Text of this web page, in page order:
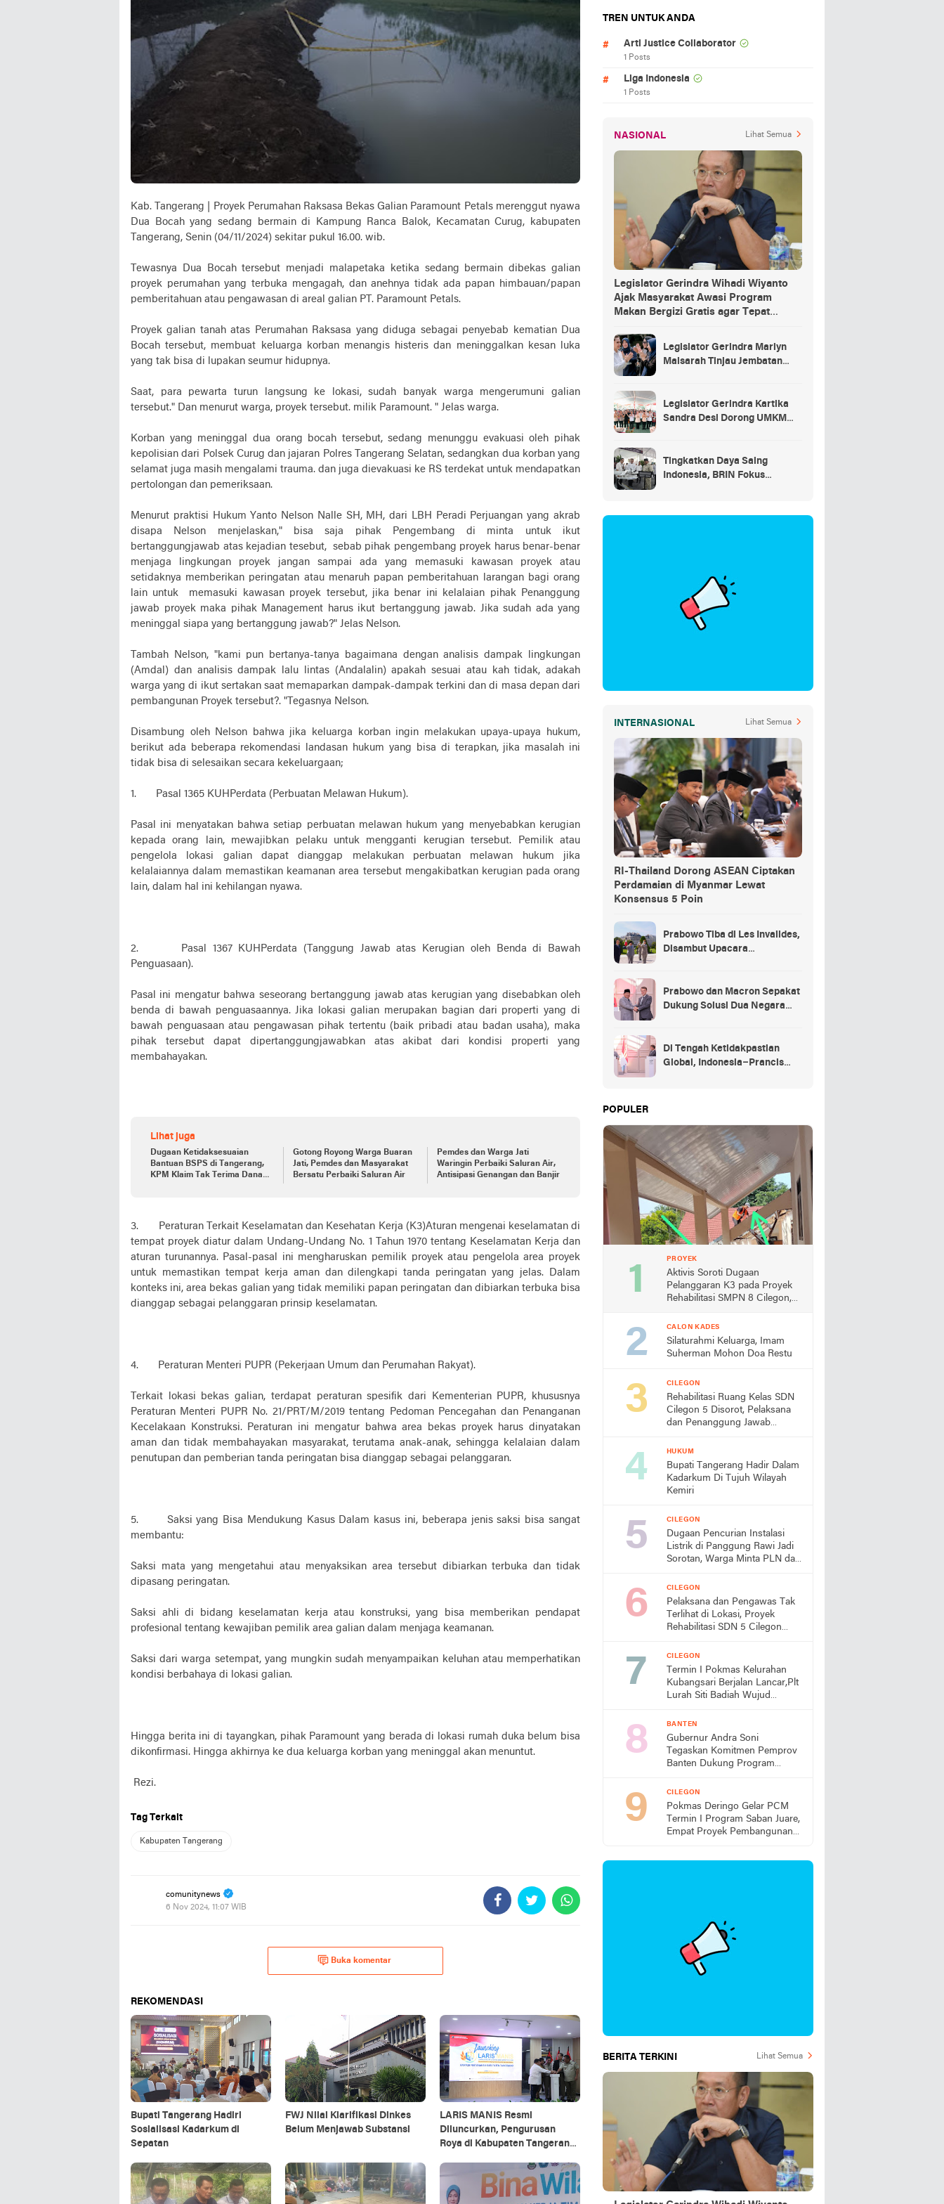
Kab. Tangerang | Proyek Perumahan Raksasa Bekas Galian Paramount Petals merenggut nyawa
Dua Bocah yang sedang bermain di Kampung Ranca Balok, Kecamatan Curug, kabupaten
Tangerang, Senin (04/11/2024) sekitar pukul 16.00. wib.
Tewasnya Dua Bocah tersebut menjadi malapetaka ketika sedang bermain dibekas galian
proyek perumahan yang terbuka mengagah, dan anehnya tidak ada papan himbauan/papan
pemberitahuan atau pengawasan di areal galian PT. Paramount Petals.
Proyek galian tanah atas Perumahan Raksasa yang diduga sebagai penyebab kematian Dua
Bocah tersebut, membuat keluarga korban menangis histeris dan meninggalkan kesan luka
yang tak bisa di lupakan seumur hidupnya.
Saat, para pewarta turun langsung ke lokasi, sudah banyak warga mengerumuni galian
tersebut." Dan menurut warga, proyek tersebut. milik Paramount. " Jelas warga.
Korban yang meninggal dua orang bocah tersebut, sedang menunggu evakuasi oleh pihak
kepolisian dari Polsek Curug dan jajaran Polres Tangerang Selatan, sedangkan dua korban yang
selamat juga masih mengalami trauma. dan juga dievakuasi ke RS terdekat untuk mendapatkan
pertolongan dan pemeriksaan.
Menurut praktisi Hukum Yanto Nelson Nalle SH, MH, dari LBH Peradi Perjuangan yang akrab
disapa Nelson menjelaskan," bisa saja pihak Pengembang di minta untuk ikut
bertanggungjawab atas kejadian tesebut, sebab pihak pengembang proyek harus benar-benar
menjaga lingkungan proyek jangan sampai ada yang memasuki kawasan proyek atau
setidaknya memberikan peringatan atau menaruh papan pemberitahuan larangan bagi orang
lain untuk memasuki kawasan proyek tersebut, jika benar ini kelalaian pihak Penanggung
jawab proyek maka pihak Management harus ikut bertanggung jawab. Jika sudah ada yang
meninggal siapa yang bertanggung jawab?" Jelas Nelson.
Tambah Nelson, "kami pun bertanya-tanya bagaimana dengan analisis dampak lingkungan
(Amdal) dan analisis dampak lalu lintas (Andalalin) apakah sesuai atau kah tidak, adakah
warga yang di ikut sertakan saat memaparkan dampak-dampak terkini dan di masa depan dari
pembangunan Proyek tersebut?. "Tegasnya Nelson.
Disambung oleh Nelson bahwa jika keluarga korban ingin melakukan upaya-upaya hukum,
berikut ada beberapa rekomendasi landasan hukum yang bisa di terapkan, jika masalah ini
tidak bisa di selesaikan secara kekeluargaan;
1. Pasal 1365 KUHPerdata (Perbuatan Melawan Hukum).
Pasal ini menyatakan bahwa setiap perbuatan melawan hukum yang menyebabkan kerugian
kepada orang lain, mewajibkan pelaku untuk mengganti kerugian tersebut. Pemilik atau
pengelola lokasi galian dapat dianggap melakukan perbuatan melawan hukum jika
kelalaiannya dalam memastikan keamanan area tersebut mengakibatkan kerugian pada orang
lain, dalam hal ini kehilangan nyawa.
2. Pasal 1367 KUHPerdata (Tanggung Jawab atas Kerugian oleh Benda di Bawah
Penguasaan).
Pasal ini mengatur bahwa seseorang bertanggung jawab atas kerugian yang disebabkan oleh
benda di bawah penguasaannya. Jika lokasi galian merupakan bagian dari properti yang di
bawah penguasaan atau pengawasan pihak tertentu (baik pribadi atau badan usaha), maka
pihak tersebut dapat dipertanggungjawabkan atas akibat dari kondisi properti yang
membahayakan.
Lihat juga
Dugaan Ketidaksesuaian
Bantuan BSPS di Tangerang,
KPM Klaim Tak Terima Dana
Gotong Royong Warga Buaran
Jati, Pemdes dan Masyarakat
Bersatu Perbaiki Saluran Air
Pemdes dan Warga Jati
Waringin Perbaiki Saluran Air,
Antisipasi Genangan dan Banjir
3. Peraturan Terkait Keselamatan dan Kesehatan Kerja (K3)Aturan mengenai keselamatan di
tempat proyek diatur dalam Undang-Undang No. 1 Tahun 1970 tentang Keselamatan Kerja dan
aturan turunannya. Pasal-pasal ini mengharuskan pemilik proyek atau pengelola area proyek
untuk memastikan tempat kerja aman dan dilengkapi tanda peringatan yang jelas. Dalam
konteks ini, area bekas galian yang tidak memiliki papan peringatan dan dibiarkan terbuka bisa
dianggap sebagai pelanggaran prinsip keselamatan.
4. Peraturan Menteri PUPR (Pekerjaan Umum dan Perumahan Rakyat).
Terkait lokasi bekas galian, terdapat peraturan spesifik dari Kementerian PUPR, khususnya
Peraturan Menteri PUPR No. 21/PRT/M/2019 tentang Pedoman Pencegahan dan Penanganan
Kecelakaan Konstruksi. Peraturan ini mengatur bahwa area bekas proyek harus dinyatakan
aman dan tidak membahayakan masyarakat, terutama anak-anak, sehingga kelalaian dalam
penutupan dan pemberian tanda peringatan bisa dianggap sebagai pelanggaran.
5. Saksi yang Bisa Mendukung Kasus Dalam kasus ini, beberapa jenis saksi bisa sangat
membantu:
Saksi mata yang mengetahui atau menyaksikan area tersebut dibiarkan terbuka dan tidak
dipasang peringatan.
Saksi ahli di bidang keselamatan kerja atau konstruksi, yang bisa memberikan pendapat
profesional tentang kewajiban pemilik area galian dalam menjaga keamanan.
Saksi dari warga setempat, yang mungkin sudah menyampaikan keluhan atau memperhatikan
kondisi berbahaya di lokasi galian.
Hingga berita ini di tayangkan, pihak Paramount yang berada di lokasi rumah duka belum bisa
dikonfirmasi. Hingga akhirnya ke dua keluarga korban yang meninggal akan menuntut.
Rezi.
Tag Terkait
Kabupaten Tangerang
comunitynews
6 Nov 2024, 11:07 WIB
Buka komentar
REKOMENDASI
Bupati Tangerang Hadiri
Sosialisasi Kadarkum di
Sepatan
FWJ Nilai Klarifikasi Dinkes
Belum Menjawab Substansi
LARIS MANIS Resmi
Diluncurkan, Pengurusan
Roya di Kabupaten Tangerang
TREN UNTUK ANDA
Arti Justice Collaborator
1 Posts
Liga Indonesia
1 Posts
NASIONAL Lihat Semua
Legislator Gerindra Wihadi Wiyanto
Ajak Masyarakat Awasi Program
Makan Bergizi Gratis agar Tepat
Legislator Gerindra Marlyn
Maisarah Tinjau Jembatan
Legislator Gerindra Kartika
Sandra Desi Dorong UMKM
Tingkatkan Daya Saing
Indonesia, BRIN Fokus
INTERNASIONAL Lihat Semua
RI-Thailand Dorong ASEAN Ciptakan
Perdamaian di Myanmar Lewat
Konsensus 5 Poin
Prabowo Tiba di Les Invalides,
Disambut Upacara
Prabowo dan Macron Sepakat
Dukung Solusi Dua Negara
Di Tengah Ketidakpastian
Global, Indonesia–Prancis
POPULER
PROYEK
Aktivis Soroti Dugaan
Pelanggaran K3 pada Proyek
Rehabilitasi SMPN 8 Cilegon,
CALON KADES
Silaturahmi Keluarga, Imam
Suherman Mohon Doa Restu
CILEGON
Rehabilitasi Ruang Kelas SDN
Cilegon 5 Disorot, Pelaksana
dan Penanggung Jawab
Berada di Lokasi
HUKUM
Bupati Tangerang Hadir Dalam
Kadarkum Di Tujuh Wilayah
Kemiri
CILEGON
Dugaan Pencurian Instalasi
Listrik di Panggung Rawi Jadi
Sorotan, Warga Minta PLN dan
CILEGON
Pelaksana dan Pengawas Tak
Terlihat di Lokasi, Proyek
Rehabilitasi SDN 5 Cilegon
Turun Tangan
CILEGON
Termin I Pokmas Kelurahan
Kubangsari Berjalan Lancar,Plt
Lurah Siti Badiah Wujud
Lingkungan
BANTEN
Gubernur Andra Soni
Tegaskan Komitmen Pemprov
Banten Dukung Program
CILEGON
Pokmas Deringo Gelar PCM
Termin I Program Saban Juare,
Empat Proyek Pembangunan
BERITA TERKINI Lihat Semua